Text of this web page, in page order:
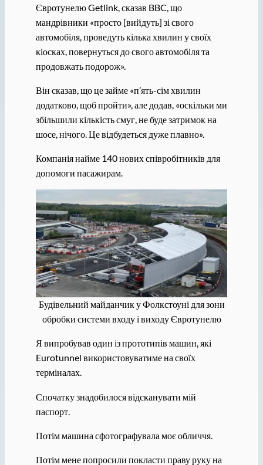
Євротунелю Getlink, сказав BBC, що
мандрівники «просто [вийдуть] зі свого
автомобіля, проведуть кілька хвилин у своїх
кіосках, повернуться до свого автомобіля та
продовжать подорож».
Він сказав, що це займе «п’ять-сім хвилин
додатково, щоб пройти», але додав, «оскільки ми
збільшили кількість смуг, не буде затримок на
шосе, нічого. Це відбудеться дуже плавно».
Компанія найме 140 нових співробітників для
допомоги пасажирам.
Будівельний майданчик у Фолкстоуні для зони
обробки системи входу і виходу Євротунелю
Я випробував один із прототипів машин, які
Eurotunnel використовуватиме на своїх
терміналах.
Спочатку знадобилося відсканувати мій
паспорт.
Потім машина сфотографувала моє обличчя.
Потім мене попросили покласти праву руку на